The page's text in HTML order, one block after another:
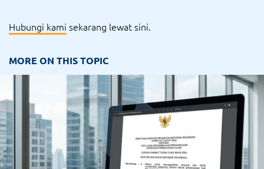
Hubungi kami sekarang lewat sini.
MORE ON THIS TOPIC